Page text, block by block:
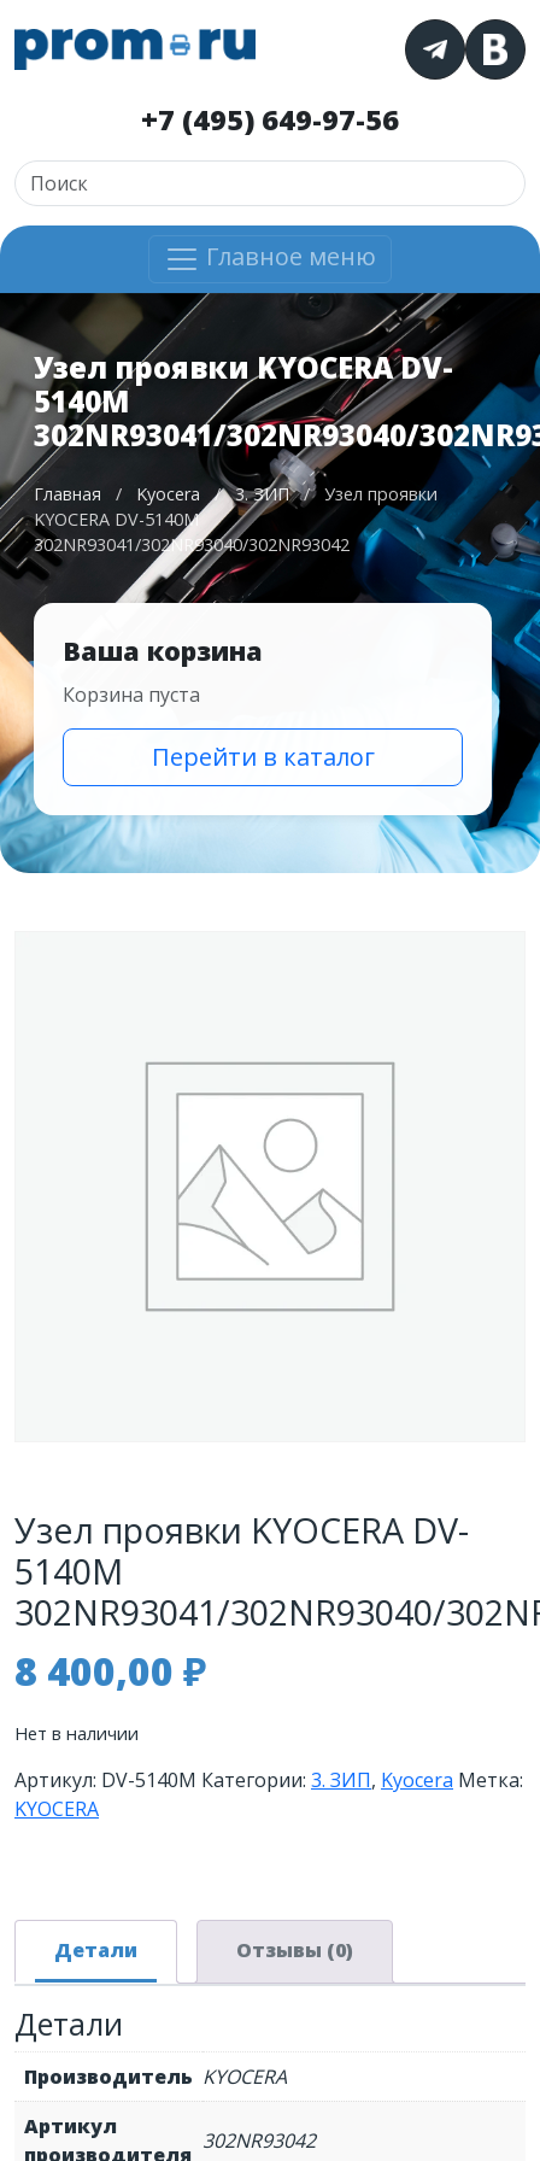
+7 (495) 649-97-56
Главное меню
Узел проявки KYOCERA DV-
5140M
302NR93041/302NR93040/
Главная / Kyocera / 3. ЗИП /
Узел проявки
KYOCERA DV-5140M
302NR93041/302NR93040/302NR93042
Ваша корзина
Корзина пуста
Перейти в каталог
Узел проявки KYOCERA DV-
5140M
302NR93041/302NR93040/
8 400,00 ₽
Нет в наличии
Артикул: DV-5140M Категории: 3. ЗИП, Kyocera Метка:
KYOCERA
Детали Отзывы (0)
Детали
Производитель KYOCERA
Артикул
производителя
302NR93042